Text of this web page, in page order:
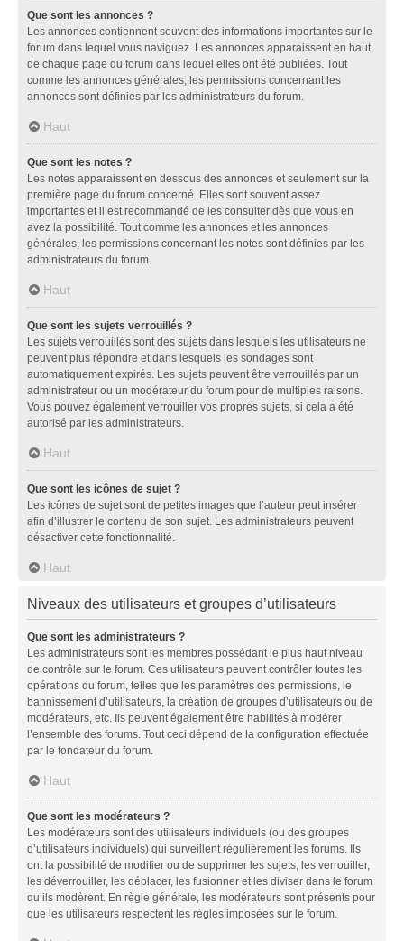
Que sont les annonces ?
Les annonces contiennent souvent des informations importantes sur le
forum dans lequel vous naviguez. Les annonces apparaissent en haut
de chaque page du forum dans lequel elles ont été publiées. Tout
comme les annonces générales, les permissions concernant les
annonces sont définies par les administrateurs du forum.
Haut
Que sont les notes ?
Les notes apparaissent en dessous des annonces et seulement sur la
première page du forum concerné. Elles sont souvent assez
importantes et il est recommandé de les consulter dès que vous en
avez la possibilité. Tout comme les annonces et les annonces
générales, les permissions concernant les notes sont définies par les
administrateurs du forum.
Haut
Que sont les sujets verrouillés ?
Les sujets verrouillés sont des sujets dans lesquels les utilisateurs ne
peuvent plus répondre et dans lesquels les sondages sont
automatiquement expirés. Les sujets peuvent être verrouillés par un
administrateur ou un modérateur du forum pour de multiples raisons.
Vous pouvez également verrouiller vos propres sujets, si cela a été
autorisé par les administrateurs.
Haut
Que sont les icônes de sujet ?
Les icônes de sujet sont de petites images que l’auteur peut insérer
afin d’illustrer le contenu de son sujet. Les administrateurs peuvent
désactiver cette fonctionnalité.
Haut
Niveaux des utilisateurs et groupes d’utilisateurs
Que sont les administrateurs ?
Les administrateurs sont les membres possédant le plus haut niveau
de contrôle sur le forum. Ces utilisateurs peuvent contrôler toutes les
opérations du forum, telles que les paramètres des permissions, le
bannissement d’utilisateurs, la création de groupes d’utilisateurs ou de
modérateurs, etc. Ils peuvent également être habilités à modérer
l’ensemble des forums. Tout ceci dépend de la configuration effectuée
par le fondateur du forum.
Haut
Que sont les modérateurs ?
Les modérateurs sont des utilisateurs individuels (ou des groupes
d’utilisateurs individuels) qui surveillent régulièrement les forums. Ils
ont la possibilité de modifier ou de supprimer les sujets, les verrouiller,
les déverrouiller, les déplacer, les fusionner et les diviser dans le forum
qu’ils modèrent. En règle générale, les modérateurs sont présents pour
que les utilisateurs respectent les règles imposées sur le forum.